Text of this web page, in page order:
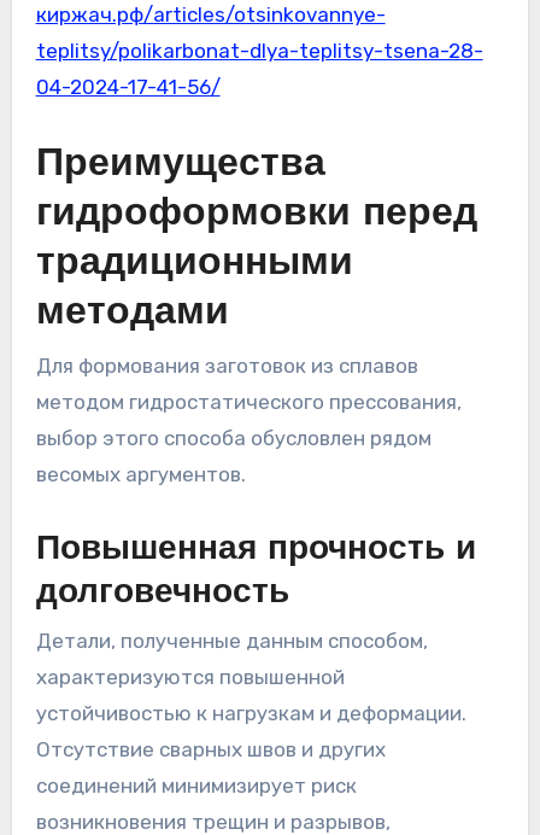
киржач.рф/articles/otsinkovannye-
teplitsy/polikarbonat-dlya-teplitsy-tsena-28-
04-2024-17-41-56/
Преимущества
гидроформовки перед
традиционными
методами
Для формования заготовок из сплавов
методом гидростатического прессования,
выбор этого способа обусловлен рядом
весомых аргументов.
Повышенная прочность и
долговечность
Детали, полученные данным способом,
характеризуются повышенной
устойчивостью к нагрузкам и деформации.
Отсутствие сварных швов и других
соединений минимизирует риск
возникновения трещин и разрывов,